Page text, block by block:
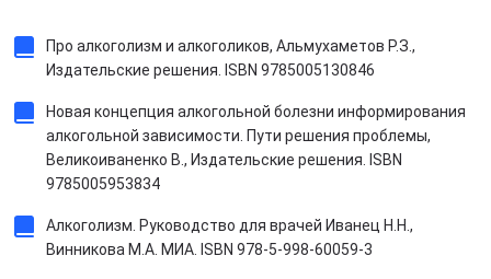
Про алкоголизм и алкоголиков, Альмухаметов Р.З.,
Издательские решения. ISBN 9785005130846
Новая концепция алкогольной болезни информирования
алкогольной зависимости. Пути решения проблемы,
Великоиваненко В., Издательские решения. ISBN
9785005953834
Алкоголизм. Руководство для врачей Иванец Н.Н.,
Винникова М.А. МИА. ISBN 978-5-998-60059-3